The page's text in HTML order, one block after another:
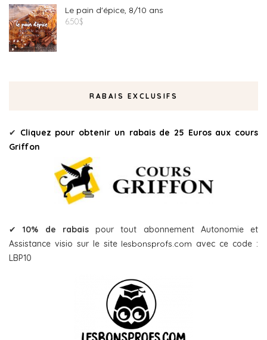
Le pain d'épice, 8/10 ans
6.50$
RABAIS EXCLUSIFS
✔ Cliquez pour obtenir un rabais de 25 Euros aux cours
Griffon
✔10% de rabaispour tout abonnement Autonomie et
Assistance visio sur le site lesbonsprofs.com avec ce code :
LBP10